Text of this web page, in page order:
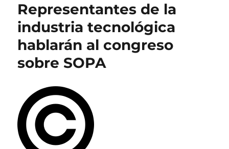
permite
a
los
ISPs
espiar
y
suscriptores
que
piratean
Representantes de la
industria tecnológica
hablarán al congreso
sobre SOPA